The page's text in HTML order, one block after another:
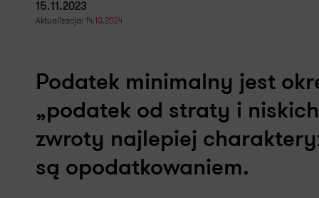
15.11.2023
Aktualizacja: 14.10.2024
Podatek minimalny jest
„podatek od straty i
zwroty najlepiej
są opodatkowaniem.